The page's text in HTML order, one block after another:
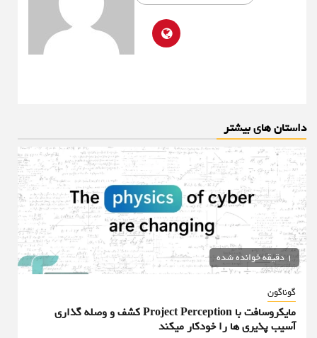
داستان های بیشتر
1 دقیقه خوانده شده
گوناگون
مایکروسافت با Project Perception کشف و وصله گذاری
آسیب پذیری ها را خودکار میکند